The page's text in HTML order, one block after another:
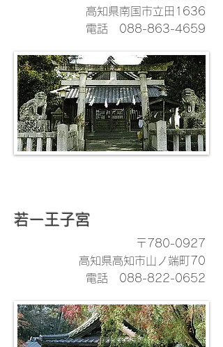
高知県南国市立田1636
電話 088-863-4659
若一王子宮
〒780-0927
高知県高知市山ノ端町70
電話 088-822-0652